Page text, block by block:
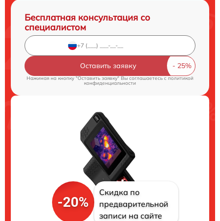
Бесплатная консультация со
специалистом
Оставить заявку
Нажимая на кнопку "Оставить заявку" Вы соглашаетесь cполитикой
конфиденциальности
-20%
Скидка по
предварительной
записи на сайте